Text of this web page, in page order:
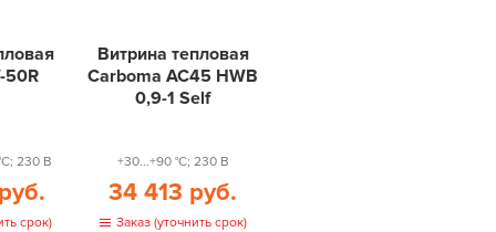
50R
230 В
срок)
Витрина тепловая
Carboma AC45 HWB
0,9-1 Self
+30...+90 °С; 230 В
34 413 руб.
Заказ (уточнить срок)